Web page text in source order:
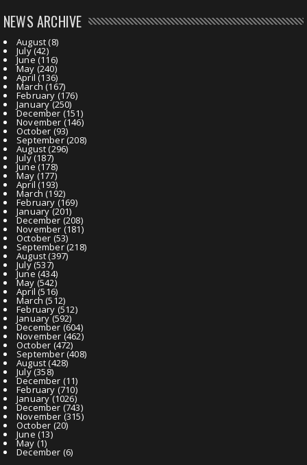
NEWS ARCHIVE
August(8)
July(42)
June(116)
May (240)
April (136)
March (167)
February (176)
January(250)
December (151)
November (146)
October (93)
September(208)
August(296)
July(187)
June(178)
May (177)
April (193)
March (192)
February (169)
January(201)
December (208)
November (181)
October (53)
September(218)
August(397)
July(537)
June(434)
May (542)
April (516)
March (512)
February (512)
January(592)
December (604)
November (462)
October (472)
September(408)
August(428)
July(358)
December (11)
February (710)
January(1026)
December (743)
November (315)
October (20)
June (13)
May (1)
December (6)